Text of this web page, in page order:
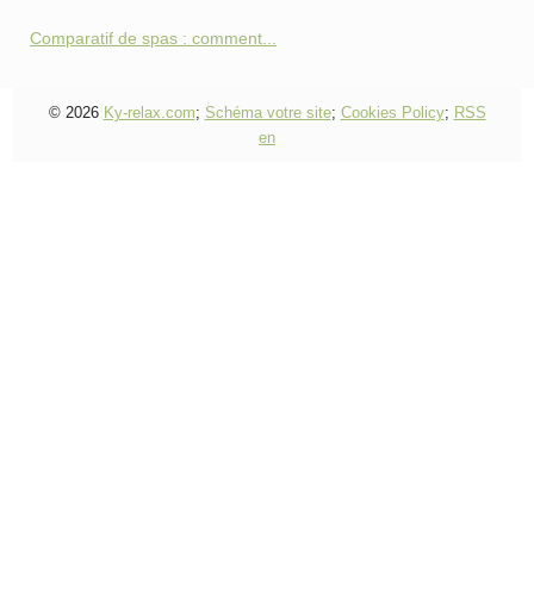
Comparatif de spas : comment...
© 2026 Ky-relax.com; Schéma votre site; Cookies Policy; RSS
en